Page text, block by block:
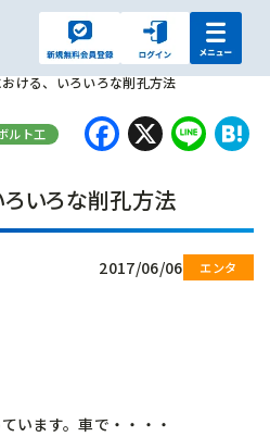
ける、いろいろな削孔方法
ルト工 X
ろいろな削孔方法
2017/06/06
います。車で・・・・